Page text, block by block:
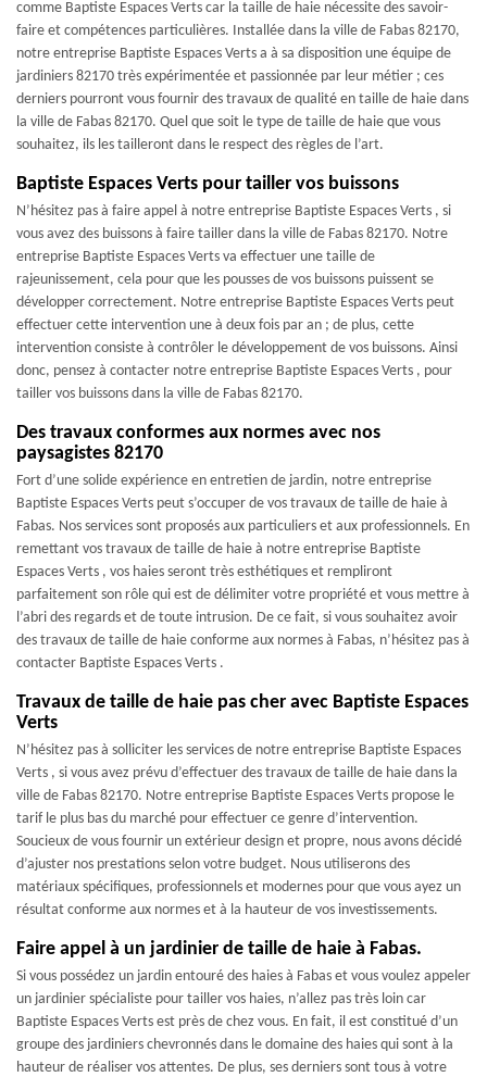
comme Baptiste Espaces Verts car la taille de haie nécessite des savoir-
faire et compétences particulières. Installée dans la ville de Fabas 82170,
notre entreprise Baptiste Espaces Verts a à sa disposition une équipe de
jardiniers 82170 très expérimentée et passionnée par leur métier ; ces
derniers pourront vous fournir des travaux de qualité en taille de haie dans
la ville de Fabas 82170. Quel que soit le type de taille de haie que vous
souhaitez, ils les tailleront dans le respect des règles de l’art.
Baptiste Espaces Verts pour tailler vos buissons
N’hésitez pas à faire appel à notre entreprise Baptiste Espaces Verts , si
vous avez des buissons à faire tailler dans la ville de Fabas 82170. Notre
entreprise Baptiste Espaces Verts va effectuer une taille de
rajeunissement, cela pour que les pousses de vos buissons puissent se
développer correctement. Notre entreprise Baptiste Espaces Verts peut
effectuer cette intervention une à deux fois par an ; de plus, cette
intervention consiste à contrôler le développement de vos buissons. Ainsi
donc, pensez à contacter notre entreprise Baptiste Espaces Verts , pour
tailler vos buissons dans la ville de Fabas 82170.
Des travaux conformes aux normes avec nos
paysagistes 82170
Fort d’une solide expérience en entretien de jardin, notre entreprise
Baptiste Espaces Verts peut s’occuper de vos travaux de taille de haie à
Fabas. Nos services sont proposés aux particuliers et aux professionnels. En
remettant vos travaux de taille de haie à notre entreprise Baptiste
Espaces Verts , vos haies seront très esthétiques et rempliront
parfaitement son rôle qui est de délimiter votre propriété et vous mettre à
l’abri des regards et de toute intrusion. De ce fait, si vous souhaitez avoir
des travaux de taille de haie conforme aux normes à Fabas, n’hésitez pas à
contacter Baptiste Espaces Verts .
Travaux de taille de haie pas cher avec Baptiste Espaces
Verts
N’hésitez pas à solliciter les services de notre entreprise Baptiste Espaces
Verts , si vous avez prévu d’effectuer des travaux de taille de haie dans la
ville de Fabas 82170. Notre entreprise Baptiste Espaces Verts propose le
tarif le plus bas du marché pour effectuer ce genre d’intervention.
Soucieux de vous fournir un extérieur design et propre, nous avons décidé
d’ajuster nos prestations selon votre budget. Nous utiliserons des
matériaux spécifiques, professionnels et modernes pour que vous ayez un
résultat conforme aux normes et à la hauteur de vos investissements.
Faire appel à un jardinier de taille de haie à Fabas.
Si vous possédez un jardin entouré des haies à Fabas et vous voulez appeler
un jardinier spécialiste pour tailler vos haies, n’allez pas très loin car
Baptiste Espaces Verts est près de chez vous. En fait, il est constitué d’un
groupe des jardiniers chevronnés dans le domaine des haies qui sont à la
hauteur de réaliser vos attentes. De plus, ses derniers sont tous à votre